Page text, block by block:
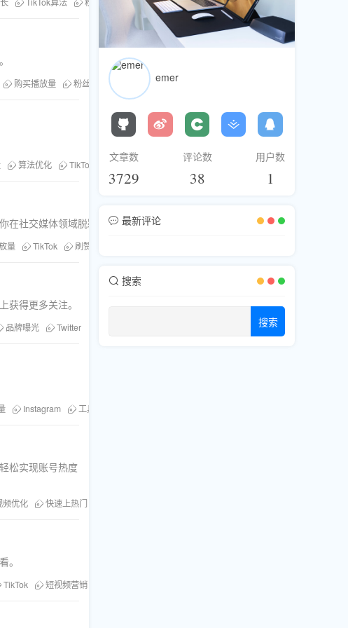
购买播放量 粉丝库 内容推广
算法优化 TikTok
在社交媒体领域脱颖而出。
量 TikTok 刷赞
得更多关注。
品牌曝光 Twitter
Instagram 工具推荐
松实现账号热度
频优化 快速上热门
。
TikTok 短视频营销
emer
文章数
3729
评论数
38
用户数
1
最新评论
搜索
搜索